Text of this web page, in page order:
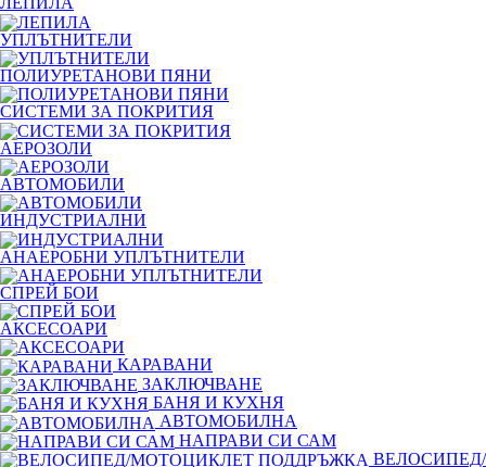
УПЛЪТНИТЕЛИ
ПОЛИУРЕТАНОВИ ПЯНИ
СИСТЕМИ ЗА ПОКРИТИЯ
АЕРОЗОЛИ
АВТОМОБИЛИ
ИНДУСТРИАЛНИ
АНАЕРОБНИ УПЛЪТНИТЕЛИ
СПРЕЙ БОИ
АКСЕСОАРИ
КАРАВАНИ
ЗАКЛЮЧВАНЕ
БАНЯ И КУХНЯ
АВТОМОБИЛНА
НАПРАВИ СИ САМ
ВЕЛОСИПЕД/